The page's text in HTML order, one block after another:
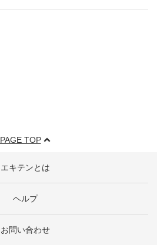
PAGE TOP
エキテンとは
ヘルプ
お問い合わせ